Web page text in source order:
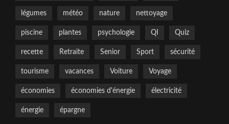
légumes météo nature nettoyage
piscine plantes psychologie QI Quiz
recette Retraite Senior Sport sécurité
tourisme vacances Voiture Voyage
économies économies d'énergie électricité
énergie épargne